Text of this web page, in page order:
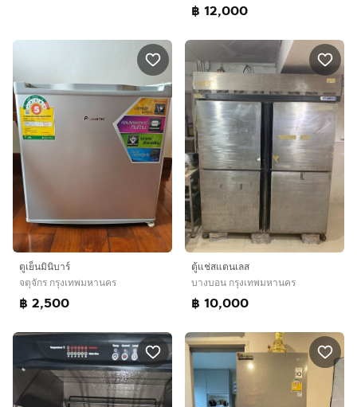
฿ 12,000
ตูเย็นมินิบาร์
จตุจักร กรุงเทพมหานคร
฿ 2,500
ตู้แช่สแตนเลส
บางบอน กรุงเทพมหานคร
฿ 10,000